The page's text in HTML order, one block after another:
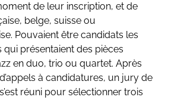
de leur inscription, et de
belge, suisse ou
Pouvaient être candidats les
qui présentaient des pièces
en duo, trio ou quartet. Après
à candidatures, un jury de
réuni pour sélectionner trois